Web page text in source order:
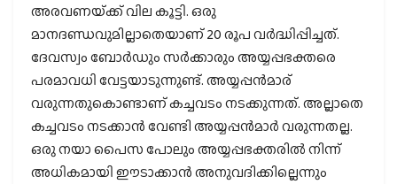
അരവണയ്‌ക്ക് വില കൂട്ടി. ഒരു
മാനദണ്ഡവുമില്ലാതെയാണ് 20 രൂപ വര്‍ദ്ധിപ്പിച്ചത്.
ദേവസ്വം ബോര്‍ഡും സര്‍ക്കാരും അയ്യപ്പഭക്തരെ
പരമാവധി വേട്ടയാടുന്നുണ്ട്. അയ്യപ്പന്‍മാര്
വരുന്നതുകൊണ്ടാണ് കച്ചവടം നടക്കുന്നത്. അല്ലാതെ
കച്ചവടം നടക്കാന്‍ വേണ്ടി അയ്യപ്പന്‍മാര്‍ വരുന്നതല്ല.
ഒരു നയാ പൈസ പോലും അയ്യപ്പഭക്തരില്‍ നിന്ന്
അധികമായി ഈടാക്കാന്‍ അനുവദിക്കില്ലെന്നും